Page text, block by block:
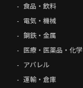
食品・飲料
電気・機械
鋼鉄・金属
医療・医薬品・化学
アパレル
運輸・倉庫